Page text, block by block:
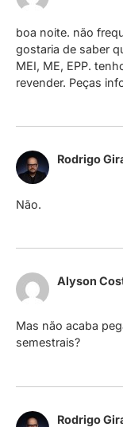
boa noite. não
gostaria de saber
MEI, ME, EPP.
revender. Peças
Rodrigo
Não.
Alyson
Mas não acaba
semestrais?
Rodrigo